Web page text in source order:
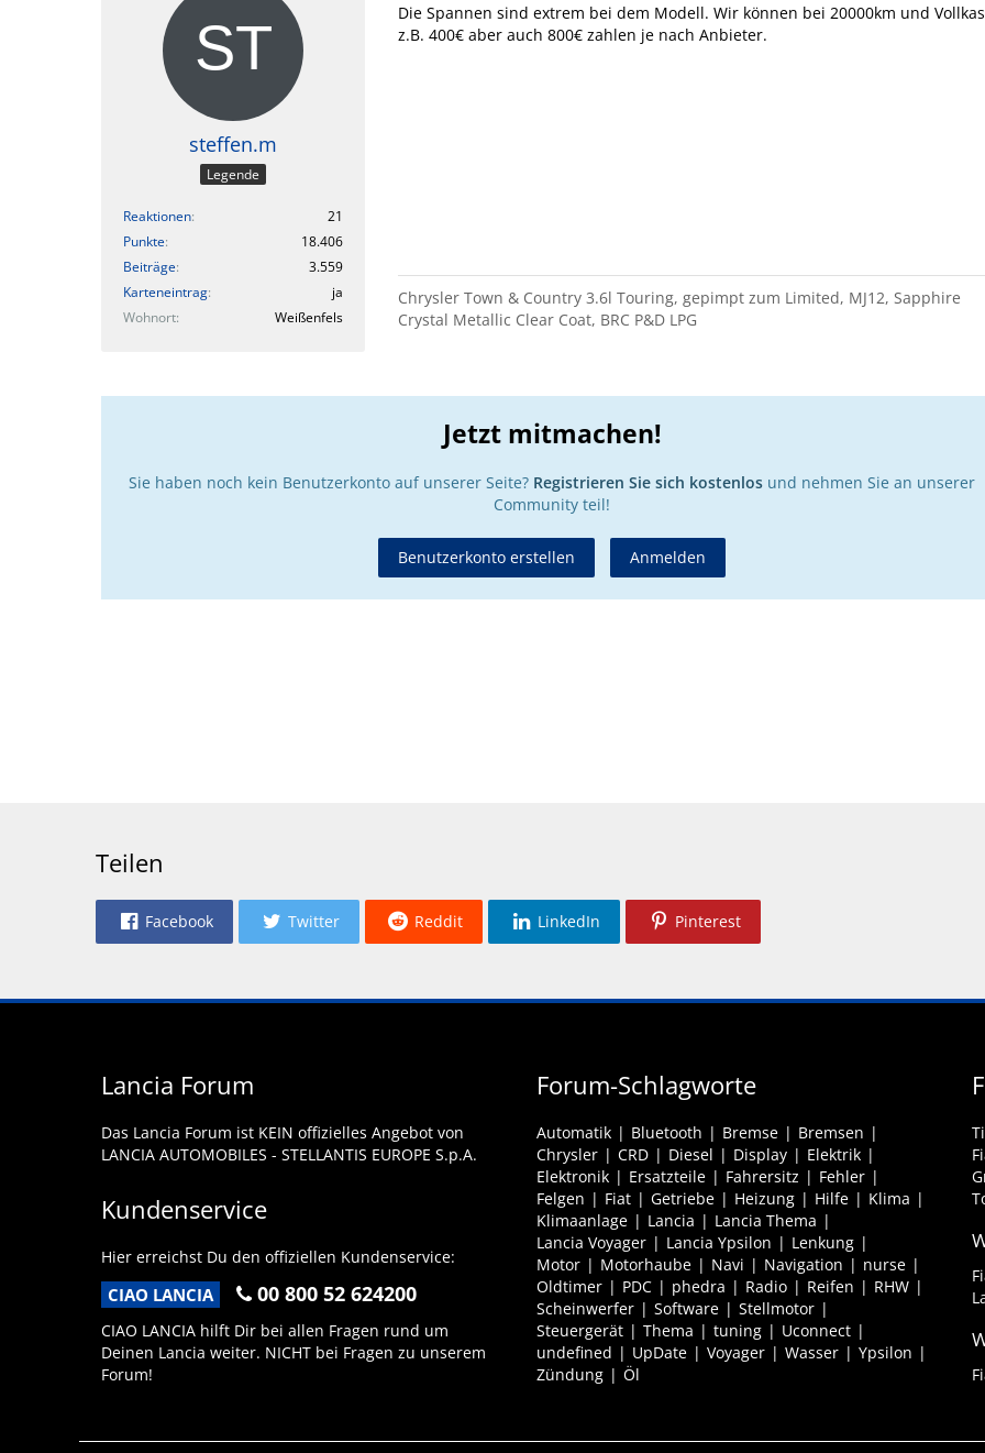
steffen.m
Legende
Reaktionen
21
Punkte
18.406
Beiträge
3.559
Karteneintrag
ja
Wohnort
Weißenfels
Die Spannen sind extrem bei dem Modell. Wir können bei 20000km und
z.B. 400€ aber auch 800€ zahlen je nach Anbieter.
Chrysler Town & Country 3.6l Touring, gepimpt zum Limited, MJ12, Sapphire
Crystal Metallic Clear Coat, BRC P&D LPG
Jetzt mitmachen!
Sie haben noch kein Benutzerkonto auf unserer Seite? Registrieren Sie sich kostenlos und nehmen Sie an unserer
Community teil!
Benutzerkonto erstellen Anmelden
Teilen
Facebook Twitter Reddit LinkedIn Pinterest
Lancia Forum
Das Lancia Forum ist KEIN offizielles Angebot von
LANCIA AUTOMOBILES - STELLANTIS EUROPE S.p.A.
Kundenservice
Hier erreichst Du den offiziellen Kundenservice:
CIAO LANCIA 00 800 52 624200
CIAO LANCIA hilft Dir bei allen Fragen rund um
Deinen Lancia weiter. NICHT bei Fragen zu unserem
Forum!
Forum-Schlagworte
Automatik Bluetooth Bremse
Bremsen
Chrysler
CRD Diesel Display
Elektrik
Elektronik
Ersatzteile Fahrersitz
Fehler
Felgen
Fiat Getriebe Heizung Hilfe
Klima
Klimaanlage
Lancia
Lancia Thema
Lancia Voyager
Lancia Ypsilon
Lenkung
Motor
Motorhaube Navi Navigation
nurse
Oldtimer
PDC phedra Radio Reifen
RHW
Scheinwerfer
Software
Stellmotor
Steuergerät
Thema tuning
Uconnect
undefined
UpDate Voyager Wasser
Ypsilon
Zündung
Öl